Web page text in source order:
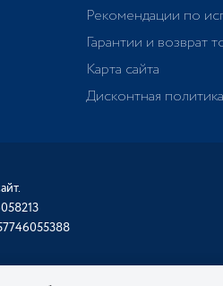
Рекомендации по
Гарантии и возврат
Карта сайта
Дисконтная политика